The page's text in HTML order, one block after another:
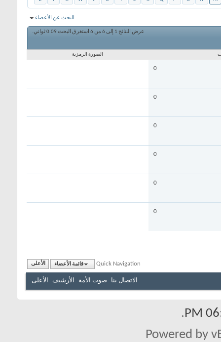
البحث عن الأعضاء
عرض النتائج 1 إلى 6 من 6 استغرق البحث 0.09ثواني.
الصورة الرمزية
0
0
0
0
0
0
Quick Navigation قائمة الأعضاء الأعلى
الاتصال بنا صوت الأمة الأرشيف الأعلى
.
Powered by